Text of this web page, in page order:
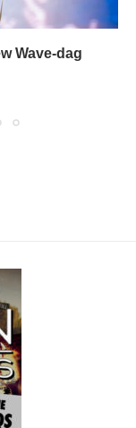
Wave-dag